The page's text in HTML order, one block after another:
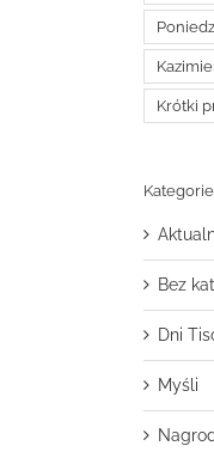
Krótki
Kategorie
Bez
Dni
Myśli